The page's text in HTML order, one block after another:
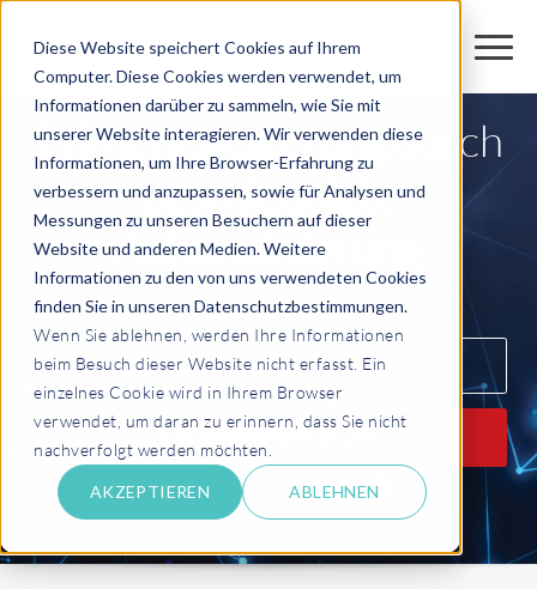
Diese Website speichert Cookies auf Ihrem
Computer. Diese Cookies werden verwendet, um
Informationen darüber zu sammeln, wie Sie mit
unserer Website interagieren. Wir verwenden diese
Informationen, um Ihre Browser-Erfahrung zu
verbessern und anzupassen, sowie für Analysen und
Messungen zu unseren Besuchern auf dieser
Website und anderen Medien. Weitere
Informationen zu den von uns verwendeten Cookies
finden Sie in unseren Datenschutzbestimmungen.
Wenn Sie ablehnen, werden Ihre Informationen
beim Besuch dieser Website nicht erfasst. Ein
einzelnes Cookie wird in Ihrem Browser
verwendet, um daran zu erinnern, dass Sie nicht
nachverfolgt werden möchten.
AKZEPTIEREN ABLEHNEN
Effizienzsteigerung durch
beschleunigte
Automatisierung
ON-DEMAND WEBINARE